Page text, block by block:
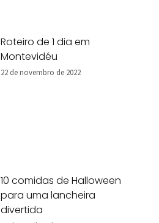
Roteiro de 1 dia em
Montevidéu
22 de novembro de 2022
10 comidas de Halloween
para uma lancheira
divertida